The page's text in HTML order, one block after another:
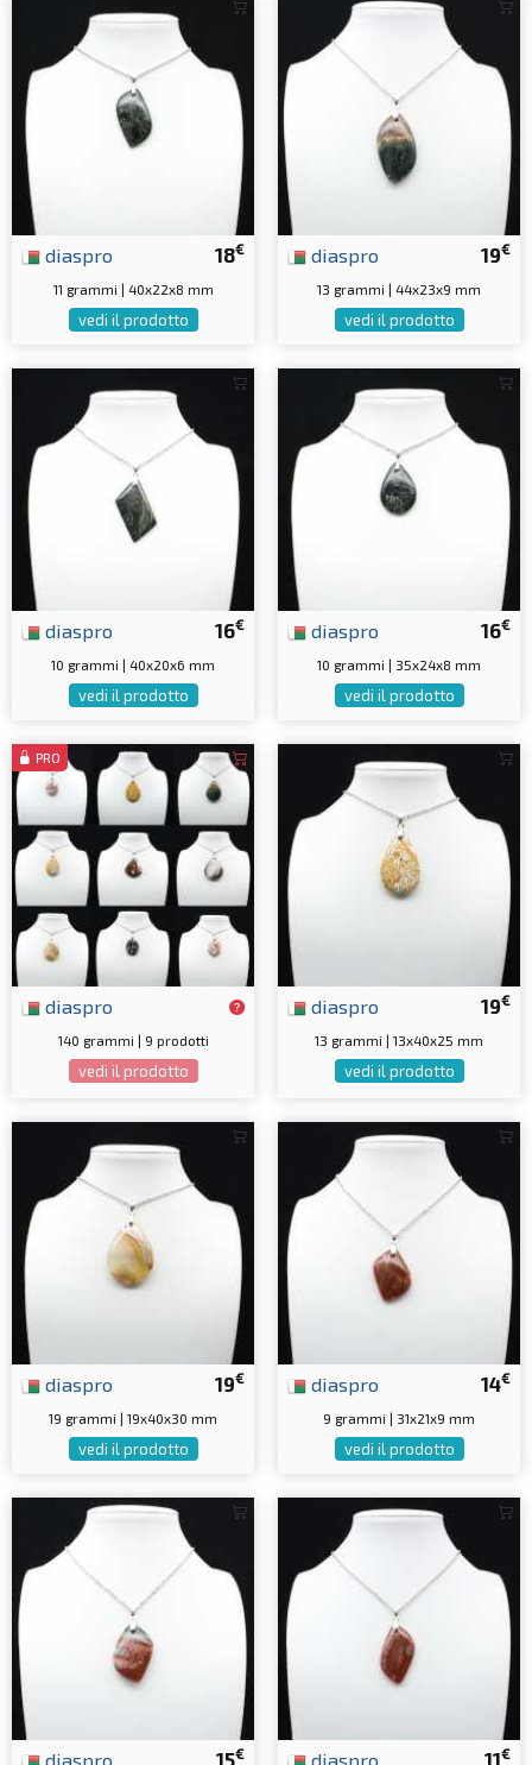
18€
diaspro
11 grammi | 40x22x8 mm
vedi il prodotto
19€
diaspro
13 grammi | 44x23x9 mm
vedi il prodotto
16€
diaspro
10 grammi | 40x20x6 mm
vedi il prodotto
16€
diaspro
10 grammi | 35x24x8 mm
vedi il prodotto
PRO
diaspro
140 grammi | 9 prodotti
vedi il prodotto
19€
diaspro
13 grammi | 13x40x25 mm
vedi il prodotto
19€
diaspro
19 grammi | 19x40x30 mm
vedi il prodotto
14€
diaspro
9 grammi | 31x21x9 mm
vedi il prodotto
15€
diaspro 11€
diaspro